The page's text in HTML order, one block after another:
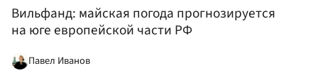
Вильфанд: майская погода прогнозируется
на юге европейской части РФ
Павел Иванов